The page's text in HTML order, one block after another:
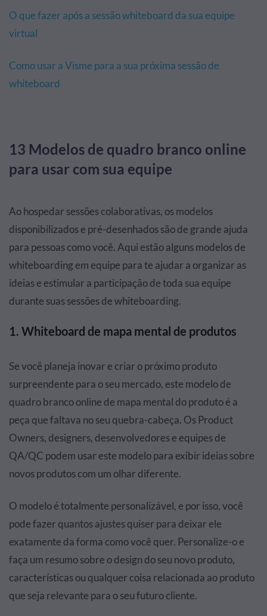
O que fazer após a sessão whiteboard da sua equipe
virtual
Como usar a Visme para a sua próxima sessão de
whiteboard
13 Modelos de quadro branco online
para usar com sua equipe
Ao hospedar sessões colaborativas, os modelos
disponibilizados e pré-desenhados são de grande ajuda
para pessoas como você. Aqui estão alguns modelos de
whiteboarding em equipe para te ajudar a organizar as
ideias e estimular a participação de toda sua equipe
durante suas sessões de whiteboarding.
1. Whiteboard de mapa mental de produtos
Se você planeja inovar e criar o próximo produto
surpreendente para o seu mercado, este modelo de
quadro branco online de mapa mental do produto é a
peça que faltava no seu quebra-cabeça. Os Product
Owners, designers, desenvolvedores e equipes de
QA/QC podem usar este modelo para exibir ideias sobre
novos produtos com um olhar diferente.
O modelo é totalmente personalizável, e por isso, você
pode fazer quantos ajustes quiser para deixar ele
exatamente da forma como você quer. Personalize-o e
faça um resumo sobre o design do seu novo produto,
características ou qualquer coisa relacionada ao produto
que seja relevante para o seu futuro cliente.